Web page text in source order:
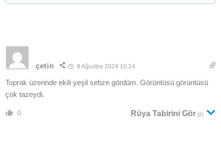
çetin 8 Ağustos 2024 10:24
Toprak üzerinde ekili yeşil sebze gördüm. Görüntüsü görüntüsü
çok tazeydi.
0 Rüya Tabirini Gör (2)